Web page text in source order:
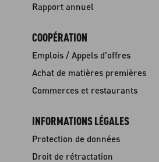
Rapport annuel
COOPÉRATION
Emplois / Appels d'offres
Achat de matières premières
Commerces et restaurants
INFORMATIONS LÉGALES
Protection de données
Droit de rétractation